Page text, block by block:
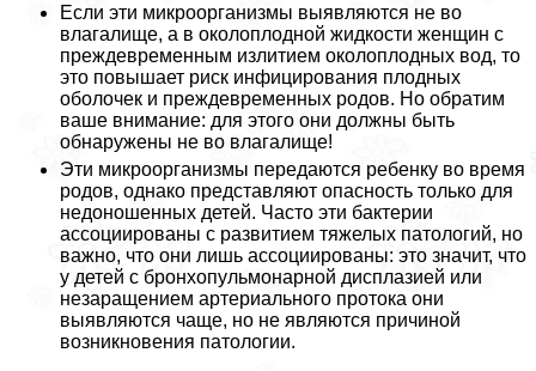
Если эти микроорганизмы выявляются не во
влагалище, а в околоплодной жидкости женщин с
преждевременным излитием околоплодных вод, то
это повышает риск инфицирования плодных
оболочек и преждевременных родов. Но обратим
ваше внимание: для этого они должны быть
обнаружены не во влагалище!
Эти микроорганизмы передаются ребенку во время
родов, однако представляют опасность только для
недоношенных детей. Часто эти бактерии
ассоциированы с развитием тяжелых патологий, но
важно, что они лишь ассоциированы: это значит, что
у детей с бронхопульмонарной дисплазией или
незаращением артериального протока они
выявляются чаще, но не являются причиной
возникновения патологии.